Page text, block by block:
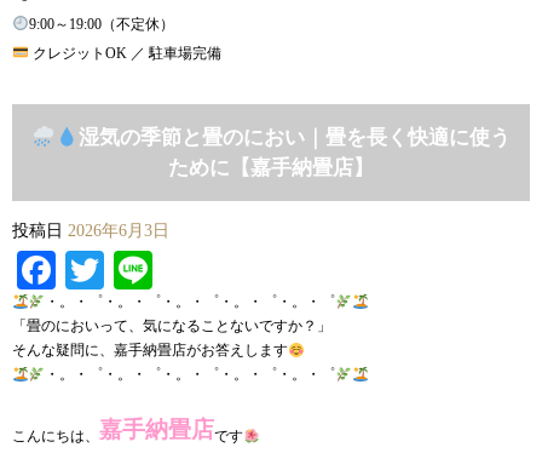
9:00～19:00（不定休）
クレジットOK ／ 駐車場完備
湿気の季節と畳のにおい｜畳を長く快適に使う
ために【嘉手納畳店】
投稿日 2026年6月3日
Facebook
Twitter
・。・゜・。・゜・。・゜・。・゜・。・゜
「畳のにおいって、気になることないですか？」
そんな疑問に、嘉手納畳店がお答えします
・。・゜・。・゜・。・゜・。・゜・。・゜
こんにちは、 嘉手納畳店です